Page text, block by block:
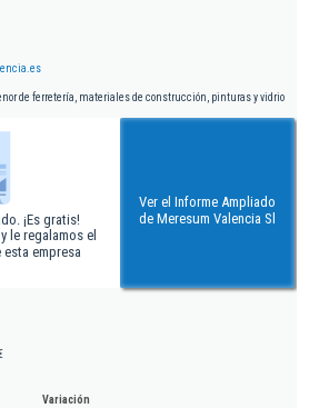
de ferretería, materiales de construcción, pinturas y vidrio
¡Es gratis!
le regalamos el
empresa
Ver el Informe Ampliado
de Meresum Valencia Sl
Variación